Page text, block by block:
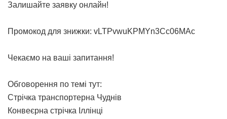
Залишайте заявку онлайн!
Промокод для знижки: vLTPvwuKPMYn3Cc06MAc
Чекаємо на ваші запитання!
Обговорення по темі тут:
Стрічка транспортерна Чуднів
Конвеєрна стрічка Іллінці